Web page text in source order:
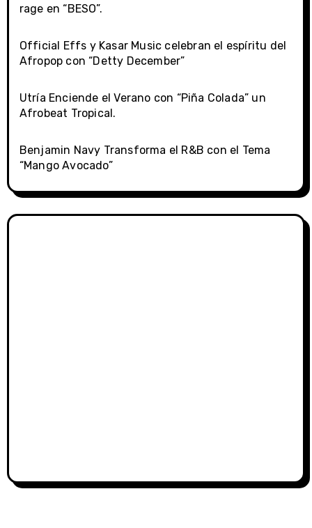
rage en “BESO”.
Official Effs y Kasar Music celebran el espíritu del
Afropop con “Detty December”
Utría Enciende el Verano con “Piña Colada” un
Afrobeat Tropical.
Benjamin Navy Transforma el R&B con el Tema
“Mango Avocado”